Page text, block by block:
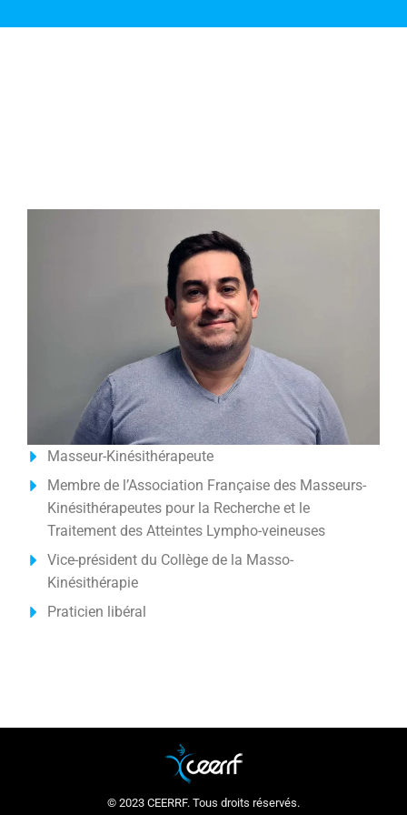
Masseur-Kinésithérapeute
Membre de l’Association Française des Masseurs-
Kinésithérapeutes pour la Recherche et le
Traitement des Atteintes Lympho-veineuses
Vice-président du Collège de la Masso-
Kinésithérapie
Praticien libéral
© 2023 CEERRF. Tous droits réservés.